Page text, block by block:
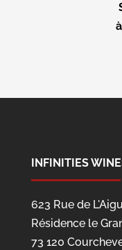
INFINITIES
623 Rue de
Résidence le
73 120